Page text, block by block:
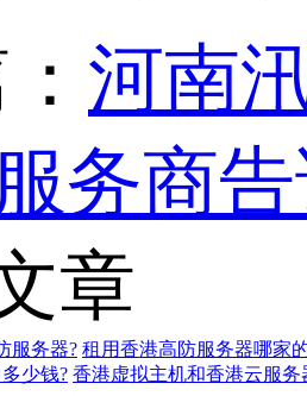
河南
务商
章
服务器? 租用香港高防服务器哪家
少钱? 香港虚拟主机和香港云服